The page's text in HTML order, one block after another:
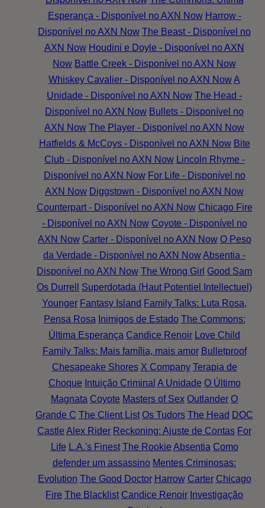
Esperança - Disponível no AXN Now Harrow -
Disponível no AXN Now The Beast - Disponível no
AXN Now Houdini e Doyle - Disponível no AXN
Now Battle Creek - Disponível no AXN Now
Whiskey Cavalier - Disponível no AXN NowA
Unidade - Disponível no AXN Now The Head -
Disponível no AXN Now Bullets - Disponível no
AXN Now The Player - Disponível no AXN Now
Hatfields & McCoys - Disponível no AXN Now Bite
Club - Disponível no AXN Now Lincoln Rhyme -
Disponível no AXN Now For Life - Disponível no
AXN Now Diggstown - Disponível no AXN Now
Counterpart - Disponível no AXN Now Chicago Fire
- Disponível no AXN Now Coyote - Disponível no
AXN Now Carter - Disponível no AXN Now O Peso
da Verdade - Disponível no AXN NowAbsentia -
Disponível no AXN Now The Wrong Girl Good Sam
Os Durrell
Superdotada (Haut Potentiel Intellectuel)
Younger Fantasy Island Family Talks: Luta Rosa,
Pensa Rosa Inimigos de Estado The Commons:
Última Esperança Candice Renoir Love Child
Family Talks: Mais família, mais amor Bulletproof
Chesapeake Shores X Company Terapia de
Choque Intuição Criminal A Unidade O Último
Magnata Coyote Masters of Sex Outlander O
Grande C The Client List Os Tudors The Head DOC
Castle Alex Rider Reckoning: Ajuste de Contas For
Life L.A.'s Finest The Rookie Absentia Como
defender um assassino Mentes Criminosas:
Evolution The Good Doctor Harrow Carter Chicago
Fire The Blacklist Candice Renoir Investigação